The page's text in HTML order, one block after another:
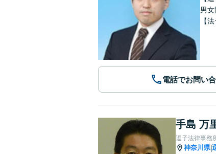
男
【
電話でお問い
手島 万
逗子法律事務
神奈川県|